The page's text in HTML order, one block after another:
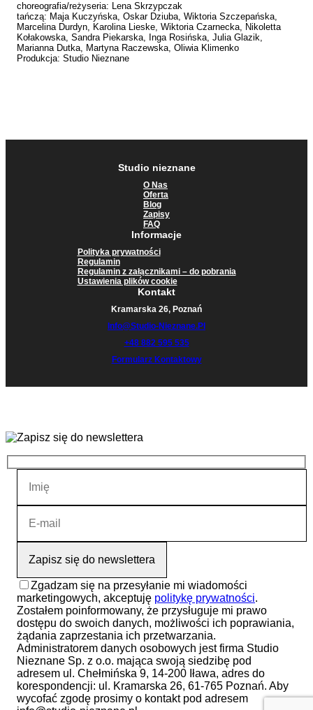
choreografia/reżyseria: Lena Skrzypczak
tańczą: Maja Kuczyńska, Oskar Dziuba, Wiktoria Szczepańska,
Marcelina Durdyn, Karolina Lieske, Wiktoria Czarnecka, Nikoletta
Kołakowska, Sandra Piekarska, Inga Rosińska, Julia Glazik,
Marianna Dutka, Martyna Raczewska, Oliwia Klimenko
Produkcja: Studio Nieznane
Studio nieznane
O Nas
Oferta
Blog
Zapisy
FAQ
Informacje
Polityka prywatności
Regulamin
Regulamin z załącznikami – do pobrania
Ustawienia plików cookie
Kontakt
Kramarska 26, Poznań
Info@studio-Nieznane.pl
+48 882 595 535
Formularz Kontaktowy
Zgadzam się na przesyłanie mi wiadomości
marketingowych, akceptuję politykę prywatności.
Zostałem poinformowany, że przysługuje mi prawo
dostępu do swoich danych, możliwości ich poprawiania,
żądania zaprzestania ich przetwarzania.
Administratorem danych osobowych jest firma Studio
Nieznane Sp. z o.o. mająca swoją siedzibę pod
adresem ul. Chełmińska 9, 14-200 Iława, adres do
korespondencji: ul. Kramarska 26, 61-765 Poznań. Aby
wycofać zgodę prosimy o kontakt pod adresem